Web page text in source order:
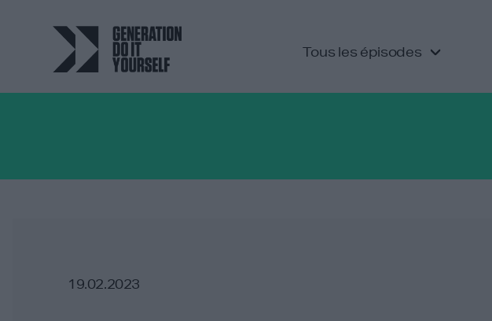
Tous les épisodes
19.02.2023